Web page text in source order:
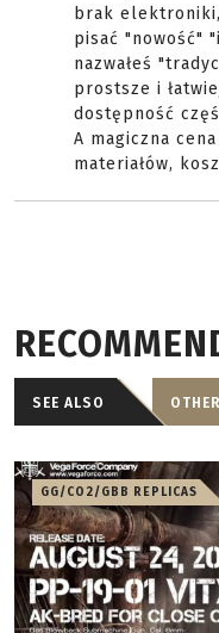
brak
pisać "nowość"
nazwałeś
prostsze i
dostępność
A magiczna
materiałów,
SEE ALSO
GG/CO2/GBB REPLICAS